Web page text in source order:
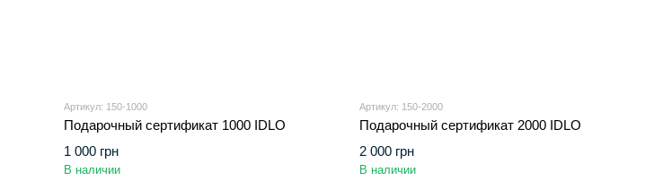
Артикул: 150-1000
Подарочный сертификат 1000 ІDLO
1 000 грн
В наличии
Артикул: 150-2000
Подарочный сертификат 2000 ІDLO
2 000 грн
В наличии